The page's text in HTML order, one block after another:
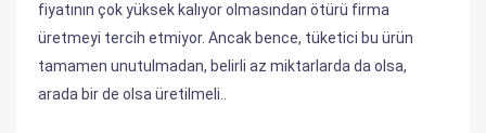
fiyatının çok yüksek kalıyor olmasından ötürü firma
üretmeyi tercih etmiyor. Ancak bence, tüketici bu ürün
tamamen unutulmadan, belirli az miktarlarda da olsa,
arada bir de olsa üretilmeli..